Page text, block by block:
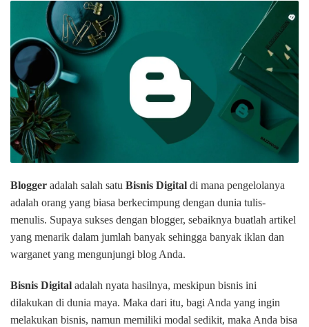
Blogger adalah salah satu Bisnis Digital di mana pengelolanya
adalah orang yang biasa berkecimpung dengan dunia tulis-
menulis. Supaya sukses dengan blogger, sebaiknya buatlah artikel
yang menarik dalam jumlah banyak sehingga banyak iklan dan
warganet yang mengunjungi blog Anda.
Bisnis Digital adalah nyata hasilnya, meskipun bisnis ini
dilakukan di dunia maya. Maka dari itu, bagi Anda yang ingin
melakukan bisnis, namun memiliki modal sedikit, maka Anda bisa